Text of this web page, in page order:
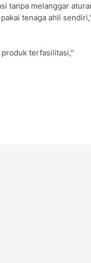
tanpa melanggar
tenaga ahli
produk terfasilitasi,"